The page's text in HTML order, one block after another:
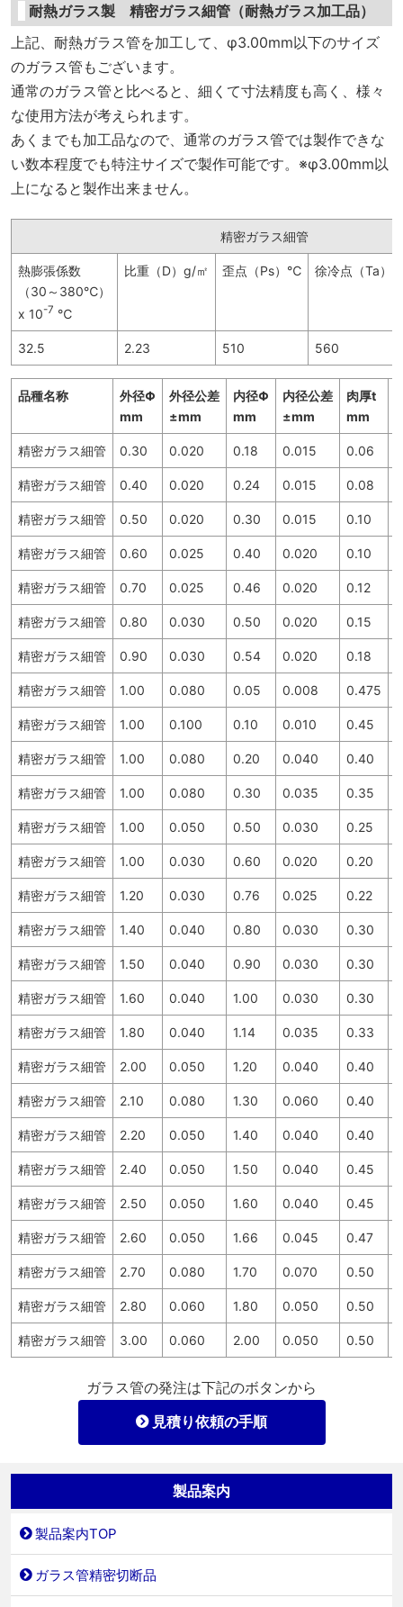
耐熱ガラス製 精密ガラス細管（耐熱ガラス加工品）
上記、耐熱ガラス管を加工して、φ3.00mm以下のサイズ
のガラス管もございます。
通常のガラス管と比べると、細くて寸法精度も高く、様々
な使用方法が考えられます。
あくまでも加工品なので、通常のガラス管では製作できな
い数本程度でも特注サイズで製作可能です。※φ3.00mm以
上になると製作出来ません。
精密ガラス細管
熱膨張係数
（30～380℃）
x 10-7 ℃
比重（D）g/㎡ 歪点（Ps）℃ 徐冷点（Ta）
32.5 2.23 510 560
品種名称
外径Φ
mm
外径公差
±mm
内径Φ
mm
内径公差
±mm
肉厚t
mm
精密ガラス細管 0.30 0.020 0.18 0.015 0.06
精密ガラス細管 0.40 0.020 0.24 0.015 0.08
精密ガラス細管 0.50 0.020 0.30 0.015 0.10
精密ガラス細管 0.60 0.025 0.40 0.020 0.10
精密ガラス細管 0.70 0.025 0.46 0.020 0.12
精密ガラス細管 0.80 0.030 0.50 0.020 0.15
精密ガラス細管 0.90 0.030 0.54 0.020 0.18
精密ガラス細管 1.00 0.080 0.05 0.008 0.475
精密ガラス細管 1.00 0.100 0.10 0.010 0.45
精密ガラス細管 1.00 0.080 0.20 0.040 0.40
精密ガラス細管 1.00 0.080 0.30 0.035 0.35
精密ガラス細管 1.00 0.050 0.50 0.030 0.25
精密ガラス細管 1.00 0.030 0.60 0.020 0.20
精密ガラス細管 1.20 0.030 0.76 0.025 0.22
精密ガラス細管 1.40 0.040 0.80 0.030 0.30
精密ガラス細管 1.50 0.040 0.90 0.030 0.30
精密ガラス細管 1.60 0.040 1.00 0.030 0.30
精密ガラス細管 1.80 0.040 1.14 0.035 0.33
精密ガラス細管 2.00 0.050 1.20 0.040 0.40
精密ガラス細管 2.10 0.080 1.30 0.060 0.40
精密ガラス細管 2.20 0.050 1.40 0.040 0.40
精密ガラス細管 2.40 0.050 1.50 0.040 0.45
精密ガラス細管 2.50 0.050 1.60 0.040 0.45
精密ガラス細管 2.60 0.050 1.66 0.045 0.47
精密ガラス細管 2.70 0.080 1.70 0.070 0.50
精密ガラス細管 2.80 0.060 1.80 0.050 0.50
精密ガラス細管 3.00 0.060 2.00 0.050 0.50
ガラス管の発注は下記のボタンから
見積り依頼の手順
製品案内
製品案内TOP
ガラス管精密切断品